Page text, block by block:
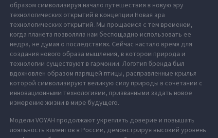
образом символизируя начало путешествия в новую эру
технологических открытий в концепции Новая эра
технологических открытий. Мы прощаемся с тем временем,
когда планета позволяла нам беспощадно использовать ее
недра, не думая о последствиях. Сейчас настало время для
создания нового образа мышления, в котором природа и
технологии существуют в гармонии. Логотип бренда был
вдохновлен образом парящей птицы, расправленные крылья
которой символизируют великую силу природы в сочетании с
инновационными технологиями, призванными задать новое
измерение жизни в мире будущего.
Модели VOYAH продолжают укреплять доверие и повышать
лояльность клиентов в России, демонстрируя высокий уровень